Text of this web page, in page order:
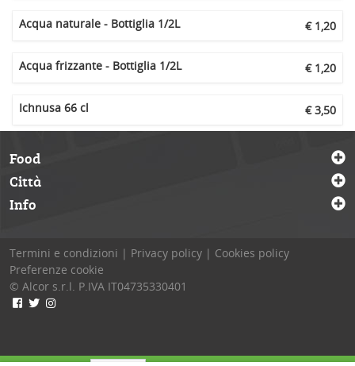
Acqua naturale - Bottiglia 1/2L € 1,20
Acqua frizzante - Bottiglia 1/2L € 1,20
Ichnusa 66 cl € 3,50
Food
Città
Info
Termini e condizioni | Privacy policy | Cookies policy
Preferenze cookie
© Alcor s.r.l. P.IVA IT04735330401